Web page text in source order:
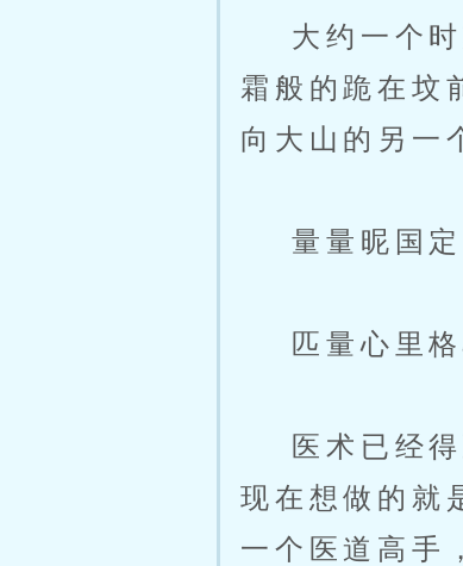
大约一个时
霜般的跪在坟
向大山的另一
量量昵国定
匹量心里格
医术已经得
现在想做的就
一个医道高手